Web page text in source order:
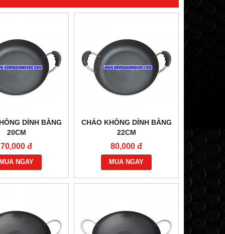
DÍNH BẰNG
20CM
70,000 đ
NGAY
CHẢO KHÔNG DÍNH BẰNG
22CM
80,000 đ
MUA NGAY